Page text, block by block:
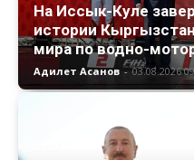
На Иссык-Куле
истории
мира по водно-
Адилет Асанов - 03.08.2026